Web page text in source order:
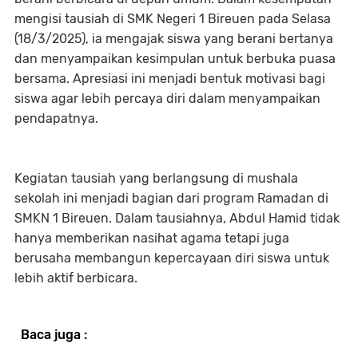
mengisi tausiah di SMK Negeri 1 Bireuen pada Selasa
(18/3/2025), ia mengajak siswa yang berani bertanya
dan menyampaikan kesimpulan untuk berbuka puasa
bersama. Apresiasi ini menjadi bentuk motivasi bagi
siswa agar lebih percaya diri dalam menyampaikan
pendapatnya.
Kegiatan tausiah yang berlangsung di mushala
sekolah ini menjadi bagian dari program Ramadan di
SMKN 1 Bireuen. Dalam tausiahnya, Abdul Hamid tidak
hanya memberikan nasihat agama tetapi juga
berusaha membangun kepercayaan diri siswa untuk
lebih aktif berbicara.
Baca juga :